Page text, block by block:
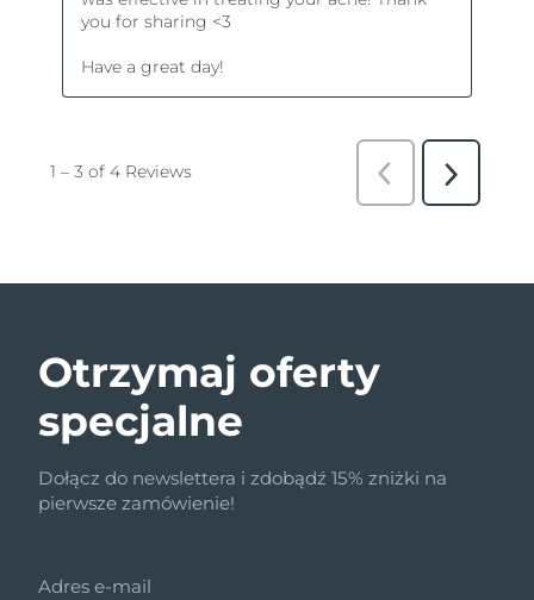
Otrzymaj oferty
specjalne
Dołącz do newslettera i zdobądź 15% zniżki na
pierwsze zamówienie!
Adres e-mail